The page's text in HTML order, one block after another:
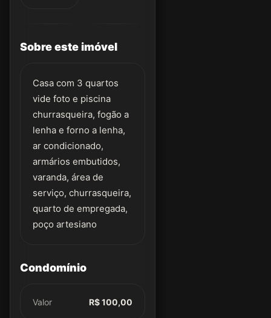
Sobre este imóvel
Casa com 3 quartos
vide foto e piscina
churrasqueira, fogão a
lenha e forno a lenha,
ar condicionado,
armários embutidos,
varanda, área de
serviço, churrasqueira,
quarto de empregada,
poço artesiano
Condomínio
Valor R$ 100,00